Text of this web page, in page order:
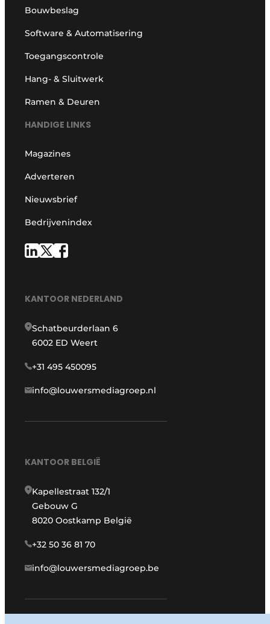
Bouwbeslag
Software & Automatisering
Toegangscontrole
Hang- & Sluitwerk
Ramen & Deuren
HANDIGE LINKS
Magazines
Adverteren
Nieuwsbrief
Bedrijvenindex
KANTOOR NEDERLAND
Schatbeurderlaan 6
6002 ED Weert
+31 495 450095
info@louwersmediagroep.nl
KANTOOR BELGIË
Kapellestraat 132/1
Gebouw G
8020 Oostkamp België
+32 50 36 81 70
info@louwersmediagroep.be